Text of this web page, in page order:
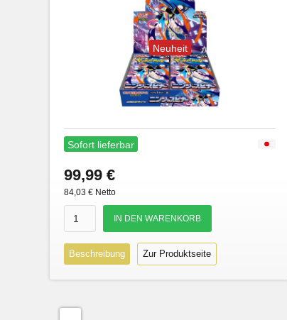
Neuheit
Sofort lieferbar
99,99 €
84,03 € Netto
Beschreibung Zur Produktseite